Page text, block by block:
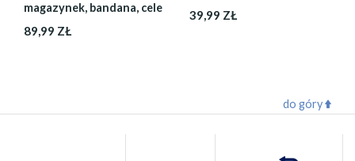
magazynek, bandana, cele
89,99 ZŁ
39,99 ZŁ
do góry